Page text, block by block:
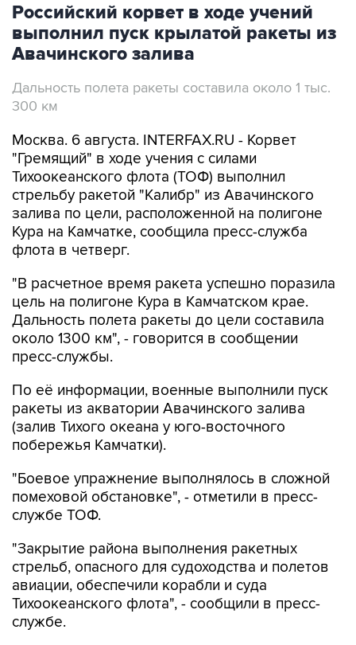
Российский корвет в ходе учений
выполнил пуск крылатой ракеты из
Авачинского залива
Дальность полета ракеты составила около 1 тыс.
300 км
Москва. 6 августа. INTERFAX.RU - Корвет
"Гремящий" в ходе учения с силами
Тихоокеанского флота (ТОФ) выполнил
стрельбу ракетой "Калибр" из Авачинского
залива по цели, расположенной на полигоне
Кура на Камчатке, сообщила пресс-служба
флота в четверг.
"В расчетное время ракета успешно поразила
цель на полигоне Кура в Камчатском крае.
Дальность полета ракеты до цели составила
около 1300 км", - говорится в сообщении
пресс-службы.
По её информации, военные выполнили пуск
ракеты из акватории Авачинского залива
(залив Тихого океана у юго-восточного
побережья Камчатки).
"Боевое упражнение выполнялось в сложной
помеховой обстановке", - отметили в пресс-
службе ТОФ.
"Закрытие района выполнения ракетных
стрельб, опасного для судоходства и полетов
авиации, обеспечили корабли и суда
Тихоокеанского флота", - сообщили в пресс-
службе.